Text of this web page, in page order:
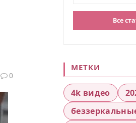
0
Все
МЕТКИ
4k видео